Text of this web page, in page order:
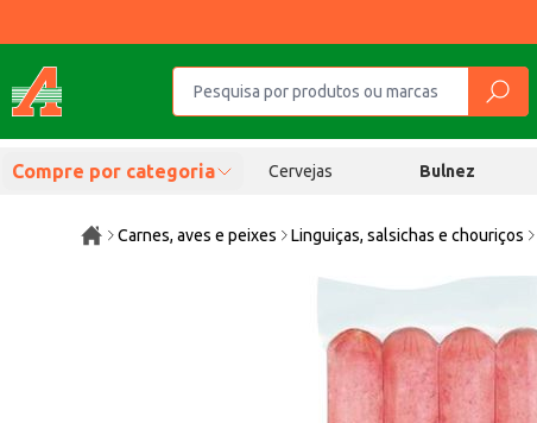
Compre por categoria Cervejas Bulnez
Carnes, aves e peixes Linguiças, salsichas e chouriços